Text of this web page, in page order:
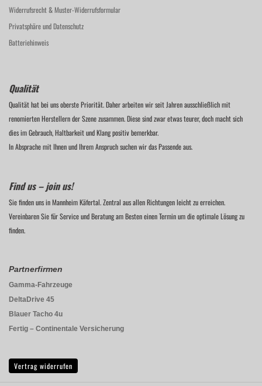
Widerrufsrecht & Muster-Widerrufsformular
Privatsphäre und Datenschutz
Batteriehinweis
Qualität
Qualität hat bei uns oberste Priorität. Daher arbeiten wir seit Jahren ausschließlich mit
renomierten Herstellern der Szene zusammen. Diese sind zwar etwas teurer, doch macht sich
dies im Gebrauch, Haltbarkeit und Klang positiv bemerkbar.
In Absprache mit Ihnen und Ihrem Anspruch suchen wir das Passende aus.
Find us – join us!
Sie finden uns in Mannheim Käfertal. Zentral aus allen Richtungen leicht zu erreichen.
Vereinbaren Sie für Service und Beratung am Besten einen Termin um die optimale Lösung zu
finden.
Partnerfirmen
Gamma-Fahrzeuge
DeltaDrive 45
Blauer Tacho 4u
Fertig – Continentale Versicherung
Vertrag widerrufen